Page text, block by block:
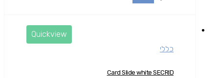
Quickview
כללי
Card Slide white SECRID